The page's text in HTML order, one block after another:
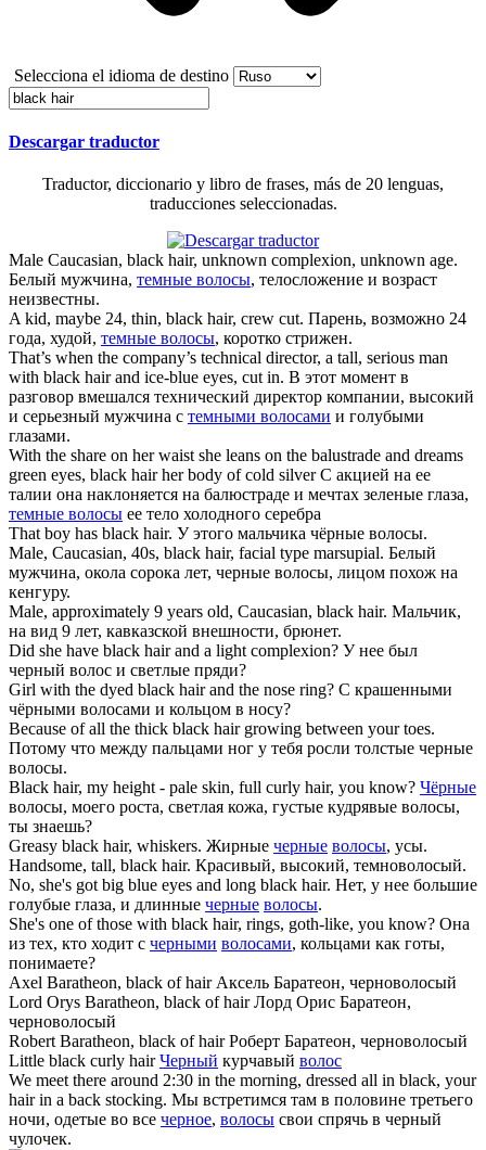
Selecciona el idioma de destino
Descargar traductor
Traductor, diccionario y libro de frases, más de 20 lenguas,
traducciones seleccionadas.
Male Caucasian, black hair, unknown complexion, unknown age.
Белый мужчина, темные волосы, телосложение и возраст
неизвестны.
A kid, maybe 24, thin, black hair, crew cut. Парень, возможно 24
года, худой, темные волосы, коротко стрижен.
That’s when the company’s technical director, a tall, serious man
with black hairand ice-blue eyes, cut in. В этот момент в
разговор вмешался технический директор компании, высокий
и серьезный мужчина с темными волосами и голубыми
глазами.
With the share on her waist she leans on the balustrade and dreams
green eyes, black hairher body of cold silver С акцией на ее
талии она наклоняется на балюстраде и мечтах зеленые глаза,
темные волосы ее тело холодного серебра
That boy has black hair. У этого мальчика чёрные волосы.
Male, Caucasian, 40s, black hair, facial type marsupial. Белый
мужчина, окола сорока лет, черные волосы, лицом похож на
кенгуру.
Male, approximately 9 years old, Caucasian, black hair. Мальчик,
на вид 9 лет, кавказской внешности, брюнет.
Did she have black hairand a light complexion? У нее был
черный волос и светлые пряди?
Girl with the dyed black hairand the nose ring? С крашенными
чёрными волосами и кольцом в носу?
Because of all the thick black hairgrowing between your toes.
Потому что между пальцами ног у тебя росли толстые черные
волосы.
Black hair, my height - pale skin, full curly hair, you know? Чёрные
волосы, моего роста, светлая кожа, густые кудрявые волосы,
ты знаешь?
Greasy black hair, whiskers. Жирные черные волосы, усы.
Handsome, tall, black hair. Красивый, высокий, темноволосый.
No, she's got big blue eyes and long black hair. Нет, у нее большие
голубые глаза, и длинные черные волосы.
She's one of those with black hair, rings, goth-like, you know? Она
из тех, кто ходит с черными волосами, кольцами как готы,
понимаете?
Axel Baratheon, black ofhair Аксель Баратеон, черноволосый
Lord Orys Baratheon, black ofhair Лорд Орис Баратеон,
черноволосый
Robert Baratheon, black ofhair Роберт Баратеон, черноволосый
Little black curly hair Черный курчавый волос
We meet there around 2:30 in the morning, dressed all in black, your
hairin a back stocking. Мы встретимся там в половине третьего
ночи, одетые во все черное, волосы свои спрячь в черный
чулочек.